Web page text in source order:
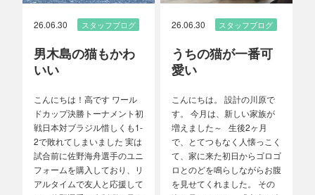
26.06.30 スタッフブログ
男木島の猫もかわ
いい
こんにちは！高です ワール
ドカップ決勝トーナメント初
戦日本対ブラジル惜しくも1-
2で敗れてしまいました 実は
試合前に佐野海舟選手のユニ
フォームを購入しており、リ
アルタイムで友人と応援して
26.06.30 スタッフブログ
うちの猫が一番可
愛い
こんにちは。 設計の川原で
す。 今月は、新しい家族が
増えました～ 生後2ヶ月
で、とてつもなく人懐っこく
て、家に来た初日からゴロゴ
ロとのどを鳴らしながらお腹
を見せてくれました。 その